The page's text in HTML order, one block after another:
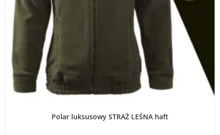
WYBIERZ OPCJE
Polar luksusowy STRAŻ LEŚNA haft